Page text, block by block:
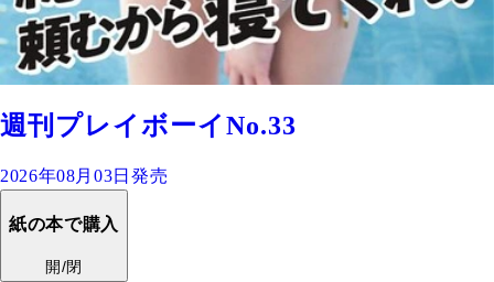
週刊プレイボーイNo.33
2026年08月03日発売
紙の本で購入
開/閉